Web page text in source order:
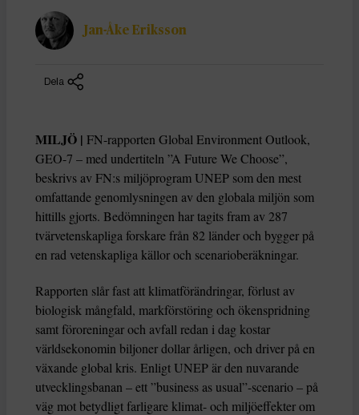
Jan-Åke Eriksson
Dela
MILJÖ | FN-rapporten Global Environment Outlook,
GEO-7 – med undertiteln ”A Future We Choose”,
beskrivs av FN:s miljöprogram UNEP som den mest
omfattande genomlysningen av den globala miljön som
hittills gjorts. Bedömningen har tagits fram av 287
tvärvetenskapliga forskare från 82 länder och bygger på
en rad vetenskapliga källor och scenarioberäkningar.
Rapporten slår fast att klimatförändringar, förlust av
biologisk mångfald, markförstöring och ökenspridning
samt föroreningar och avfall redan i dag kostar
världsekonomin biljoner dollar årligen, och driver på en
växande global kris. Enligt UNEP är den nuvarande
utvecklingsbanan – ett ”business as usual”-scenario – på
väg mot betydligt farligare klimat- och miljöeffekter om